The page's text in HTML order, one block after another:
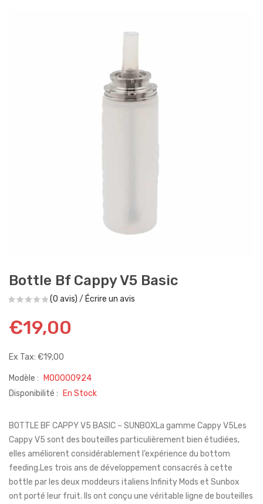
Bottle Bf Cappy V5 Basic
(0 avis) / Écrire un avis
€19,00
Ex Tax: €19,00
Modèle :
M00000924
Disponibilité :
En Stock
BOTTLE BF CAPPY V5 BASIC – SUNBOXLa gamme Cappy V5Les
Cappy V5 sont des bouteilles particulièrement bien étudiées,
elles améliorent considérablement l’expérience du bottom
feeding.Les trois ans de développement consacrés à cette
bottle par les deux moddeurs italiens Infinity Mods et Sunbox
ont porté leur fruit. Ils ont conçu une véritable ligne de bouteilles